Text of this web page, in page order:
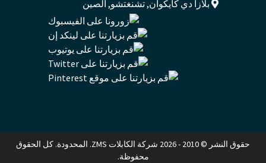
بلازا دي كايكوان, تشنغتشو, الصين
حقوق النشر © 2010 - 2026 شركة الكابلات ZMS. المحدودة. كل الحقوق
محفوظة.